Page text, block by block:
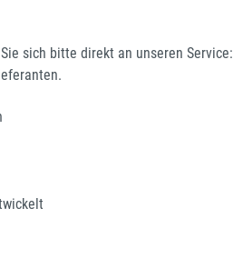
sich bitte direkt an unseren Service: